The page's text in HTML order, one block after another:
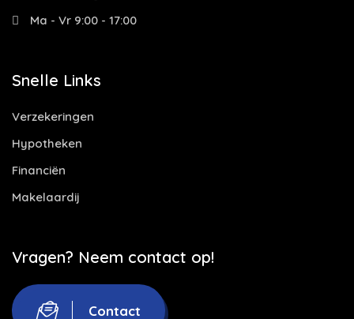
Ma - Vr 9:00 - 17:00
Snelle Links
Verzekeringen
Hypotheken
Financiën
Makelaardij
Vragen? Neem contact op!
Contact